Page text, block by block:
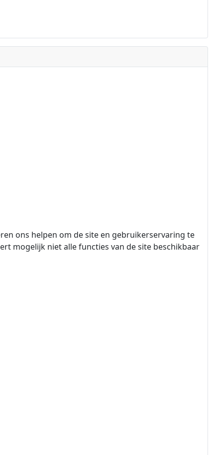
ons helpen om de site en gebruikerservaring te
mogelijk niet alle functies van de site beschikbaar